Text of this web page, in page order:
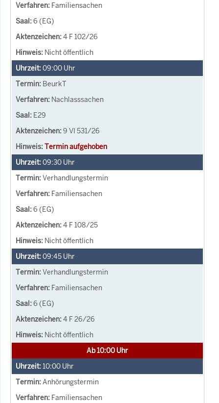
Familiensachen
6 (EG)
4 F 102/26
Nicht öffentlich
09:00 Uhr
BeurkT
Nachlasssachen
E29
9 VI 531/26
Termin aufgehoben
09:30 Uhr
Verhandlungstermin
Familiensachen
6 (EG)
4 F 108/25
Nicht öffentlich
09:45 Uhr
Verhandlungstermin
Familiensachen
6 (EG)
4 F 26/26
Nicht öffentlich
Ab 10:00 Uhr
10:00 Uhr
Anhörungstermin
Familiensachen